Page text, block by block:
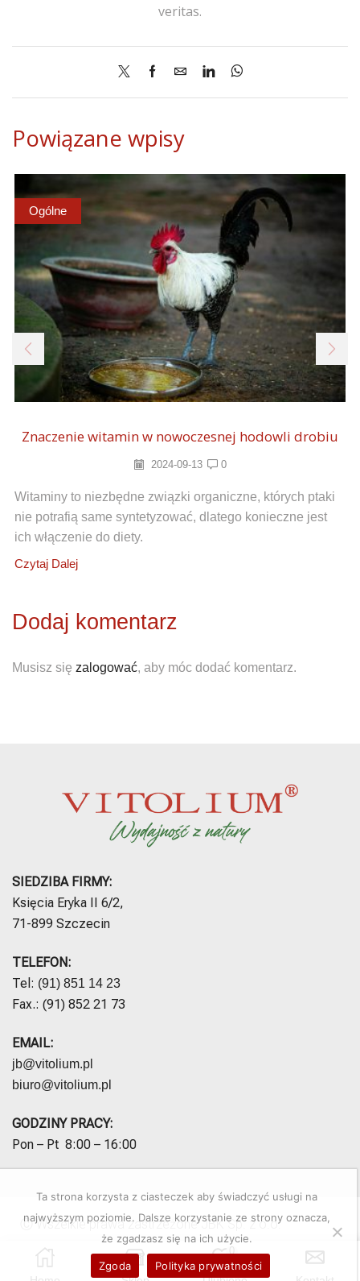
veritas.
Powiązane wpisy
Ogólne
Znaczenie witamin w nowoczesnej hodowli drobiu
2024-09-13 0
Witaminy to niezbędne związki organiczne, których ptaki
nie potrafią same syntetyzować, dlatego konieczne jest
ich włączenie do diety.
Czytaj Dalej
Dodaj komentarz
Musisz się zalogować, aby móc dodać komentarz.
0
SIEDZIBA FIRMY:
Księcia Eryka II 6/2,
71-899 Szczecin
TELEFON:
Tel: (91) 851 14 23
Fax.: (91) 852 21 73
EMAIL:
jb@vitolium.pl
biuro@vitolium.pl
GODZINY PRACY:
Pon – Pt 8:00 – 16:00
Ⓒ Wszelkie prawa zastrzeżone JBK Sp. z o.o.
Polityka prywatności Regulamin sklepu RODO
Ta strona korzysta z ciasteczek aby świadczyć usługi na
najwyższym poziomie. Dalsze korzystanie ze strony oznacza,
że zgadzasz się na ich użycie.
Zgoda Polityka prywatności